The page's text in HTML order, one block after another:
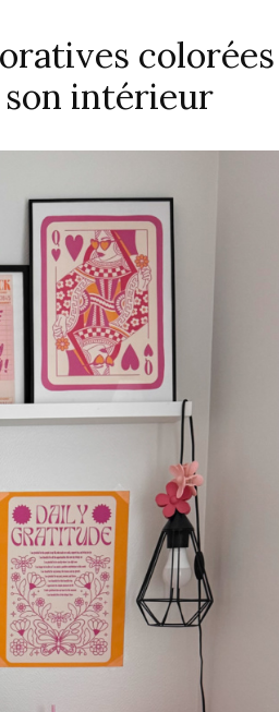
colorées
son intérieur